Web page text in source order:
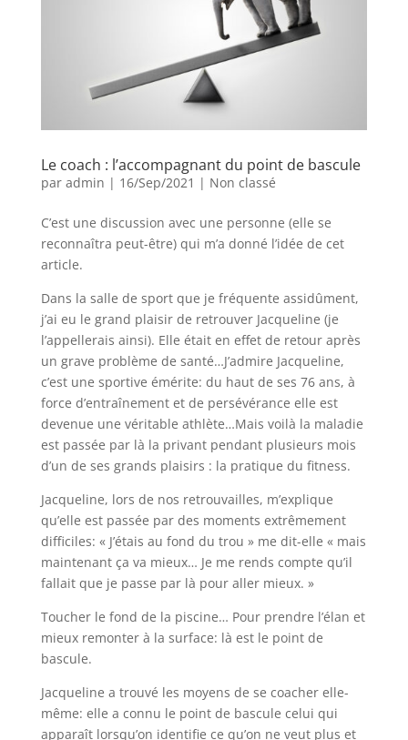
Le coach : l’accompagnant du point de bascule
par admin | 16/Sep/2021 | Non classé
C’est une discussion avec une personne (elle se
reconnaîtra peut-être) qui m’a donné l’idée de cet
article.
Dans la salle de sport que je fréquente assidûment,
j’ai eu le grand plaisir de retrouver Jacqueline (je
l’appellerais ainsi). Elle était en effet de retour après
un grave problème de santé…J’admire Jacqueline,
c’est une sportive émérite: du haut de ses 76 ans, à
force d’entraînement et de persévérance elle est
devenue une véritable athlète…Mais voilà la maladie
est passée par là la privant pendant plusieurs mois
d’un de ses grands plaisirs : la pratique du fitness.
Jacqueline, lors de nos retrouvailles, m’explique
qu’elle est passée par des moments extrêmement
difficiles: « J’étais au fond du trou » me dit-elle « mais
maintenant ça va mieux… Je me rends compte qu’il
fallait que je passe par là pour aller mieux. »
Toucher le fond de la piscine… Pour prendre l’élan et
mieux remonter à la surface: là est le point de
bascule.
Jacqueline a trouvé les moyens de se coacher elle-
même: elle a connu le point de bascule celui qui
apparaît lorsqu’on identifie ce qu’on ne veut plus et